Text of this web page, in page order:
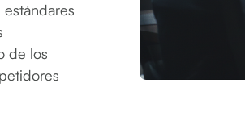
de los